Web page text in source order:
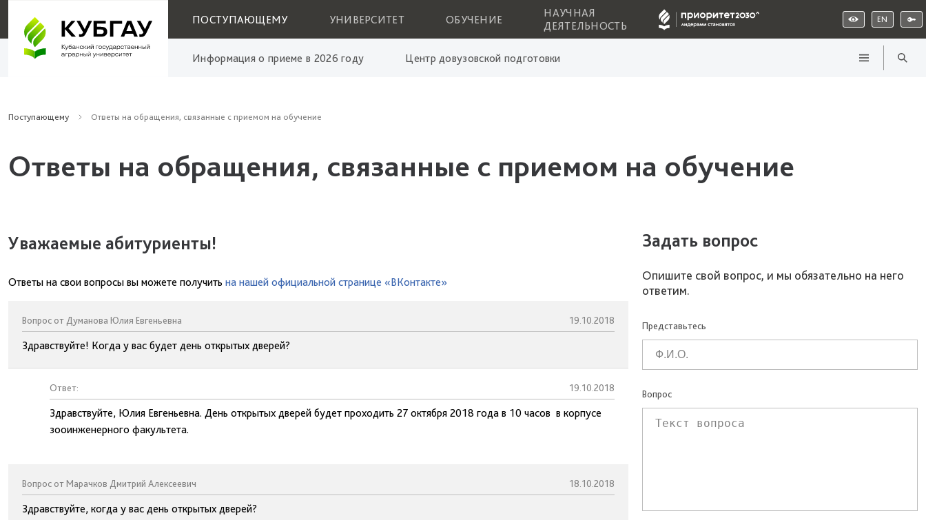
ПОСТУПАЮЩЕМУ УНИВЕРСИТЕТ ОБУЧЕНИЕ
НАУЧНАЯ
ДЕЯТЕЛЬНОСТЬ
EN
Информация о приеме в 2026 году Центр довузовской подготовки
Поступающему Ответы на обращения, связанные с приемом на обучение
Ответы на обращения, связанные с приемом на обучение
Уважаемые абитуриенты!
Ответы на свои вопросы вы можете получить на нашей официальной странице «ВКонтакте»
Вопрос от Думанова Юлия Евгеньевна 19.10.2018
Здравствуйте! Когда у вас будет день открытых дверей?
Ответ: 19.10.2018
Здравствуйте, Юлия Евгеньевна. День открытых дверей будет проходить 27 октября 2018 года в 10 часов в корпусе
зооинженерного факультета.
Вопрос от Марачков Дмитрий Алексеевич 18.10.2018
Здравствуйте, когда у вас день открытых дверей?
Задать вопрос
Опишите свой вопрос, и мы обязательно на него
ответим.
Представьтесь
Вопрос